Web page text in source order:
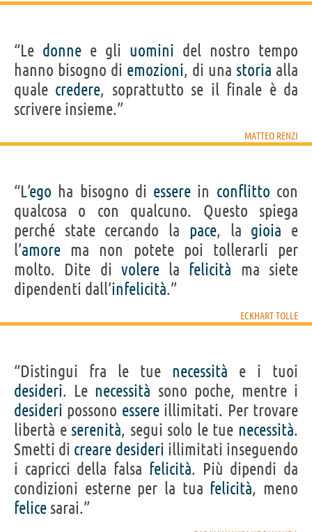
“Le donne e gli uomini del nostro tempo
hanno bisogno di emozioni, di una storia alla
quale credere, soprattutto se il finale è da
scrivere insieme.”
MATTEO RENZI
“L’ego ha bisogno di essere in conflitto con
qualcosa o con qualcuno. Questo spiega
perché state cercando la pace, la gioia e
l’amore ma non potete poi tollerarli per
molto. Dite di volerela felicità ma siete
dipendenti dall’infelicità.”
ECKHART TOLLE
“Distingui fra le tue necessità e i tuoi
desideri. Le necessità sono poche, mentre i
desideri possono essereillimitati. Per trovare
libertà e serenità, segui solo le tue necessità.
Smetti di creare desideri illimitati inseguendo
i capricci della falsa felicità. Più dipendi da
condizioni esterne per la tua felicità, meno
felice sarai.”